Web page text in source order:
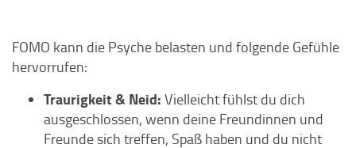
FOMO kann die Psyche belasten und folgende Gefühle
hervorrufen:
Traurigkeit & Neid: Vielleicht fühlst du dich
ausgeschlossen, wenn deine Freundinnen und
Freunde sich treffen, Spaß haben und du nicht